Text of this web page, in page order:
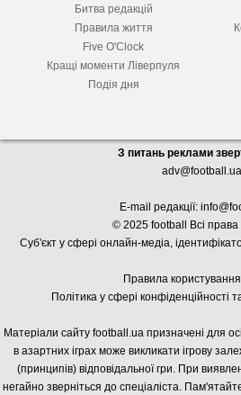
Битва редакцій
Правила життя
Five O'Clock
Кращі моменти Ліверпуля
Подія дня
З питань реклами
adv@football.ua
E-mail редакції:
© 2025 football Всі права
Суб'єкт у сфері онлайн-медіа, і
Правила
Політика у сфері конфіденційності
Матеріали сайту football.ua призначені для
в азартних іграх може викликати ігрову
(принципів) відповідальної гри. При
негайно зверніться до спеціаліста.